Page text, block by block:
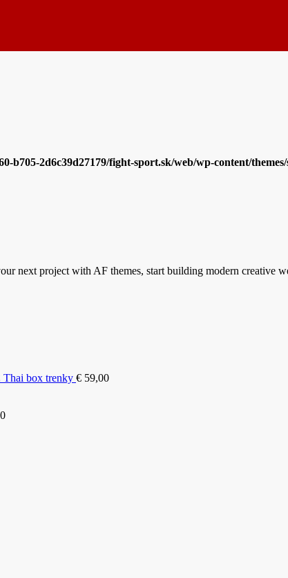
b705-2d6c39d27179/fight-sport.sk/web/wp-content/
next project with AF themes, start building modern creative
box trenky € 59,00